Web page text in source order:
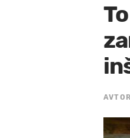
AVTOR